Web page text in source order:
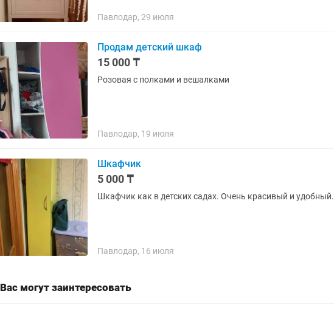
Павлодар, 29 июля
Продам детский шкаф
15 000 ₸
Розовая с полками и вешалками
Павлодар, 19 июля
Шкафчик
5 000 ₸
Шкафчик как в детских садах. Очень красивый и удобный.
Павлодар, 16 июля
Вас могут заинтересовать